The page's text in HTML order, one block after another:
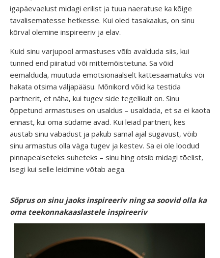
igapäevaelust midagi erilist ja tuua naeratuse ka kõige
tavalisematesse hetkesse. Kui oled tasakaalus, on sinu
kõrval olemine inspireeriv ja elav.
Kuid sinu varjupool armastuses võib avalduda siis, kui
tunned end piiratud või mittemõistetuna. Sa võid
eemalduda, muutuda emotsionaalselt kättesaamatuks või
hakata otsima väljapääsu. Mõnikord võid ka testida
partnerit, et näha, kui tugev side tegelikult on. Sinu
õppetund armastuses on usaldus – usaldada, et sa ei kaota
ennast, kui oma südame avad. Kui leiad partneri, kes
austab sinu vabadust ja pakub samal ajal sügavust, võib
sinu armastus olla väga tugev ja kestev. Sa ei ole loodud
pinnapealseteks suheteks – sinu hing otsib midagi tõelist,
isegi kui selle leidmine võtab aega.
Sõprus on sinu jaoks inspireeriv ning sa soovid olla ka
oma teekonnakaaslastele inspireeriv